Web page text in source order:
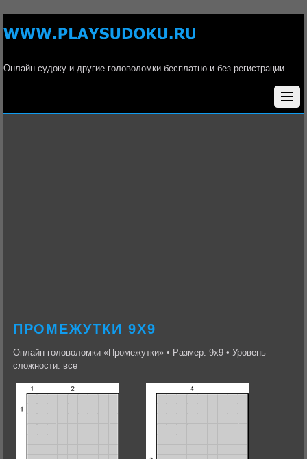
Онлайн судоку и другие головоломки бесплатно и без регистрации
ПРОМЕЖУТКИ 9Х9
Онлайн головоломки «Промежутки» • Размер: 9х9 • Уровень
сложности: все